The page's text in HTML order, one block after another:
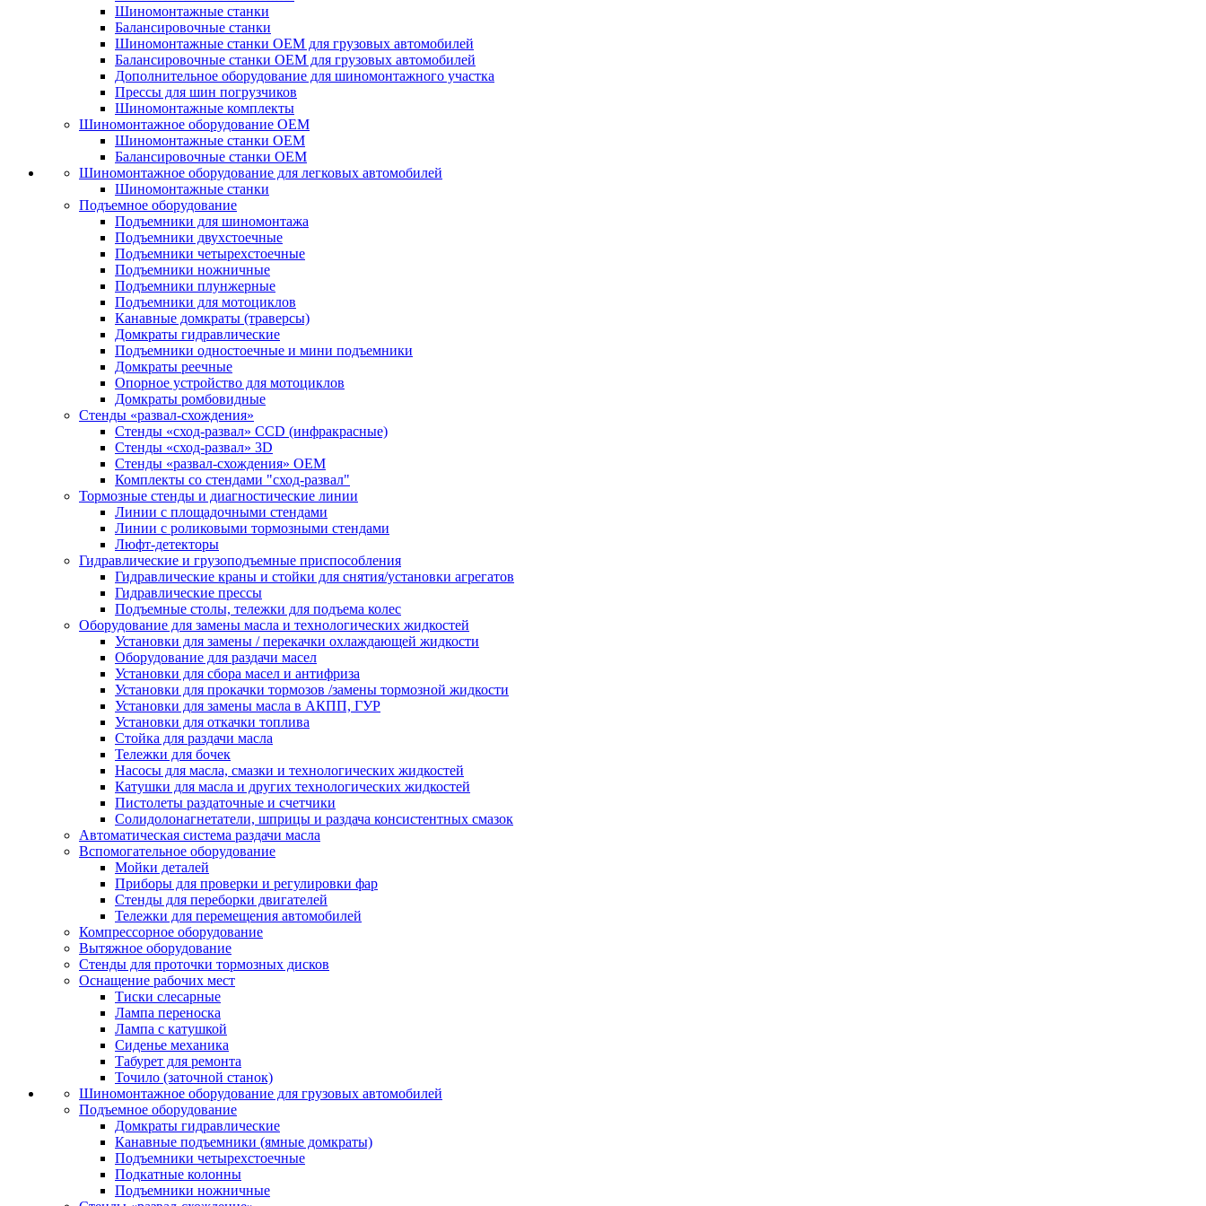
Шиномонтажные станки
Балансировочные станки
Шиномонтажные станки ОЕМ для грузовых автомобилей
Балансировочные станки ОЕМ для грузовых автомобилей
Дополнительное оборудование для шиномонтажного участка
Прессы для шин погрузчиков
Шиномонтажные комплекты
Шиномонтажное оборудование ОЕМ
Шиномонтажные станки ОЕМ
Балансировочные станки ОЕМ
Шиномонтажное оборудование для легковых автомобилей
Шиномонтажные станки
Подъемное оборудование
Подъемники для шиномонтажа
Подъемники двухстоечные
Подъемники четырехстоечные
Подъемники ножничные
Подъемники плунжерные
Подъемники для мотоциклов
Канавные домкраты (траверсы)
Домкраты гидравлические
Подъемники одностоечные и мини подъемники
Домкраты реечные
Опорное устройство для мотоциклов
Домкраты ромбовидные
Стенды «развал-схождения»
Стенды «сход-развал» CCD (инфракрасные)
Стенды «сход-развал» 3D
Стенды «развал-схождения» ОЕМ
Комплекты со стендами "сход-развал"
Тормозные стенды и диагностические линии
Линии с площадочными стендами
Линии с роликовыми тормозными стендами
Люфт-детекторы
Гидравлические и грузоподъемные приспособления
Гидравлические краны и стойки для снятия/установки агрегатов
Гидравлические прессы
Подъемные столы, тележки для подъема колес
Оборудование для замены масла и технологических жидкостей
Установки для замены / перекачки охлаждающей жидкости
Оборудование для раздачи масел
Установки для сбора масел и антифриза
Установки для прокачки тормозов /замены тормозной жидкости
Установки для замены масла в АКПП, ГУР
Установки для откачки топлива
Стойка для раздачи масла
Тележки для бочек
Насосы для масла, смазки и технологических жидкостей
Катушки для масла и других технологических жидкостей
Пистолеты раздаточные и счетчики
Солидолонагнетатели, шприцы и раздача консистентных смазок
Автоматическая система раздачи масла
Вспомогательное оборудование
Мойки деталей
Приборы для проверки и регулировки фар
Стенды для переборки двигателей
Тележки для перемещения автомобилей
Компрессорное оборудование
Вытяжное оборудование
Стенды для проточки тормозных дисков
Оснащение рабочих мест
Тиски слесарные
Лампа переноска
Лампа с катушкой
Сиденье механика
Табурет для ремонта
Точило (заточной станок)
Шиномонтажное оборудование для грузовых автомобилей
Подъемное оборудование
Домкраты гидравлические
Канавные подъемники (ямные домкраты)
Подъемники четырехстоечные
Подкатные колонны
Подъемники ножничные